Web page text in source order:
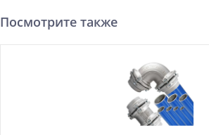
Посмотрите также